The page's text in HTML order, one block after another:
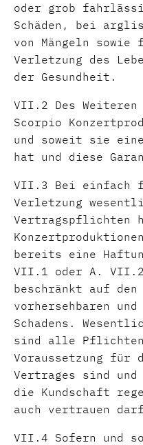
oder grob
Schäden, bei
von Mängeln sowie
Verletzung des
der Gesundheit.
VII.2 Des
Scorpio
und soweit sie eine
hat und diese
VII.3 Bei einfach
Verletzung
Vertragspflichten
bereits eine
VII.1 oder A.
beschränkt auf
vorhersehbaren
Schadens.
sind alle
Voraussetzung für
Vertrages sind
die Kundschaft
auch vertrauen
VII.4 Sofern und